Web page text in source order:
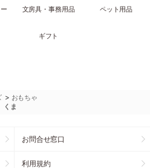
文房具・事務用品 ペット用品
ギフト
> おもちゃ
ま
お問合せ窓口
利用規約